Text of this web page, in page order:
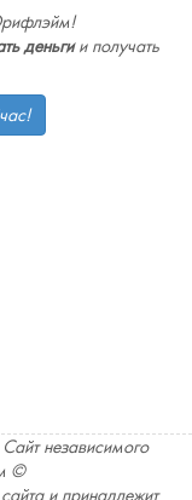
деньгии получать
независимого
©
и принадлежит